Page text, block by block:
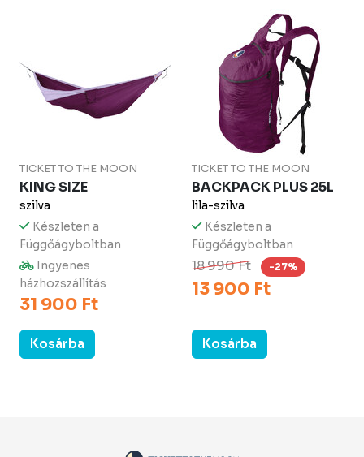
TICKET TO THE MOON
KING SIZE
szilva
Készleten a
Függőágyboltban
Ingyenes
házhozszállítás
31 900 Ft
Kosárba
TICKET TO THE MOON
BACKPACK PLUS 25L
lila-szilva
Készleten a
Függőágyboltban
18 990 Ft -27%
13 900 Ft
Kosárba